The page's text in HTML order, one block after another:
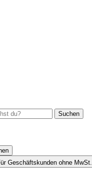
Suchen
Geschäftskunden ohne MwSt.